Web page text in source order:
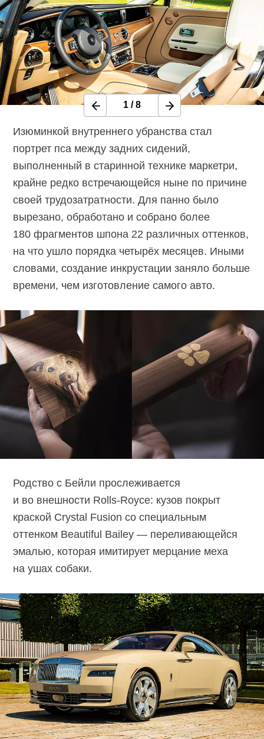
1 /8
Изюминкой внутреннего убранства стал
портрет пса между задних сидений,
выполненный в старинной технике маркетри,
крайне редко встречающейся ныне по причине
своей трудозатратности. Для панно было
вырезано, обработано и собрано более
180 фрагментов шпона 22 различных оттенков,
на что ушло порядка четырёх месяцев. Иными
словами, создание инкрустации заняло больше
времени, чем изготовление самого авто.
Родство с Бейли прослеживается
и во внешности Rolls-Royce: кузов покрыт
краской Crystal Fusion со специальным
оттенком Beautiful Bailey — переливающейся
эмалью, которая имитирует мерцание меха
на ушах собаки.